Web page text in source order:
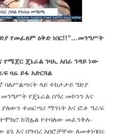
የመፈጸም ዕቅድ ነበር!!”…መንግሥት
የሜጀር ጄኔራል ገዛኢ አበራ ገዳይ ነው
ዛሬ ይፋ አድርጓል
ላይ ተከታታይ ግድያ
የጄኔራል ሰዓረ መኮንን እና
ተጠርጣሪ ማንነት እና ፎቶ ግራፍ
ከሽፏል የተባለው መፈንቅለ-
እና በግብረ አበሮቻቸው ለመቀነባበሩ